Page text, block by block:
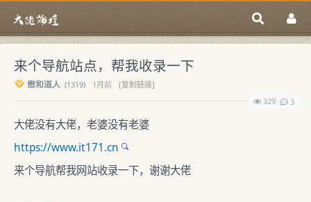
来个导航站点，帮我收录一下
懋和道人 (1319) 1月前
[复制链接]
329
3
大佬没有大佬，老婆没有老婆
https://www.it171.cn
来个导航帮我网站收录一下，谢谢大佬